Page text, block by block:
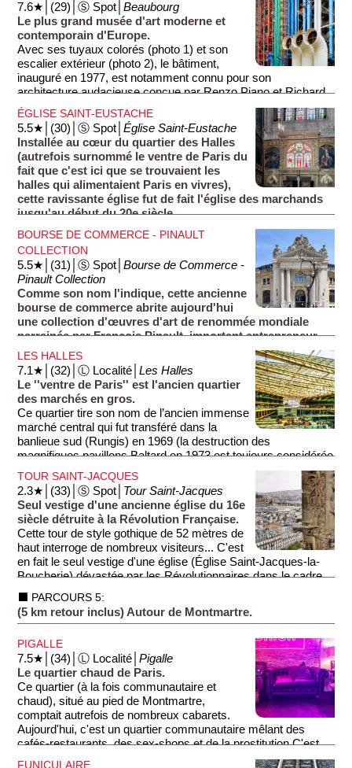
7.6★│(29)│Ⓢ Spot│Beaubourg
Le plus grand musée d'art moderne et
contemporain d'Europe.
Avec ses tuyaux colorés (photo 1) et son
escalier extérieur (photo 2), le bâtiment,
inauguré en 1977, est notamment connu pour son
architecture audacieuse conçue par Renzo Piano et Richard
Rogers.
Le bâtiment abrite le Centre Pompidou comptant la plus
grande collection d'art moderne et contemporain en Europe.
Le musée offre également une vue panoramique sur Paris
depuis son toit-terrasse.
ÉGLISE SAINT-EUSTACHE
5.5★│(30)│Ⓢ Spot│Église Saint-Eustache
Installée au cœur du quartier des Halles
(autrefois surnommé le ventre de Paris du
fait que c'est ici que se trouvaient les
halles qui alimentaient Paris en vivres),
cette ravissante église fut de fait l'église des marchands
jusqu'au début du 20e siècle.
L'église, construite au 16e et 17e siècles, est un chef-d'œuvre
de l'architecture gothique et Renaissance. Le monument se
distingue par sa façade ornée et son orgue, l'un des plus
grands de France, inauguré en 1637.
BOURSE DE COMMERCE - PINAULT
COLLECTION
5.5★│(31)│Ⓢ Spot│Bourse de Commerce -
Pinault Collection
Comme son nom l'indique, cette ancienne
bourse de commerce abrite aujourd'hui
une collection d'œuvres d'art de renommée mondiale
parrainée par François Pinault, important entrepreneur
français.
Afin d'abriter la collection d'art contemporain, le bâtiment
(datant du 18e siècle) fut entièrement réaménagé par
l'architecte Tadao Ando.
Le musée offre un parcours immersif à travers des
expositions temporaires et des installations artistiques,
mettant en avant des artistes tels que Damien Hirst et Cindy
espace de restauration et d'une librairie.
LES HALLES
7.1★│(32)│Ⓛ Localité│Les Halles
Le ''ventre de Paris'' est l'ancien quartier
des marchés en gros.
Ce quartier tire son nom de l’ancien immense
marché central qui fut transféré dans la
banlieue sud (Rungis) en 1969 (la destruction des
magnifiques pavillons Baltard en 1973 est toujours considérée
aujourd'hui comme une terrible erreur, tant architecturale
qu'historique). Ce site est occupé aujourd'hui par un immense
centre commercial. On trouve également dans le quartier des
nombreuses rues commerçantes piétonnes, un grand jardin,
l'ancienne Bourse de Paris, et l'église Saint-Eustache. Ne
manquez pas la Rue Montorgueil, une agréable rue
commerçante piétonne très animée.
Métro: Les Halles
TOUR SAINT-JACQUES
2.3★│(33)│Ⓢ Spot│ Tour Saint-Jacques
Seul vestige d'une ancienne église du 16e
siècle détruite à la Révolution Française.
Cette tour de style gothique de 52 mètres de
haut interroge de nombreux visiteurs... C'est
en fait le seul vestige d'une église (Église Saint-Jacques-la-
Boucherie) dévastée par les Révolutionnaires dans le cadre
de la déchristianisation de la France: destruction des églises
et monastères, assassinat des hommes et femmes d'églises,
changement de nom des communes (par exemple, Saint-
effacer l'histoire chrétienne de la France, et aujourd'hui, le
massacre continue...
La tour est ornée de sculptures et de gargouilles, offrant un
aperçu de l'architecture médiévale. En vous approchant, vous
découvrirez un jardin paisible entourant la tour, propice à la
détente.
⬛ PARCOURS 5:
(5 km retour inclus) Autour de Montmartre.
PIGALLE
7.5★│(34)│Ⓛ Localité│Pigalle
Le quartier chaud de Paris.
Ce quartier (à la fois communautaire et
chaud), situé au pied de Montmartre,
comptait autrefois de nombreux cabarets.
Aujourd'hui, c'est un quartier communautaire mêlant des
cafés-restaurants, des sex-shops et de la prostitution.C'est
dans ce quartier que se trouve le cabaret le plus célèbre au
FUNICULAIRE